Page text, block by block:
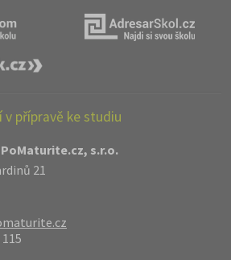
v přípravě ke studiu
s.r.o.
21